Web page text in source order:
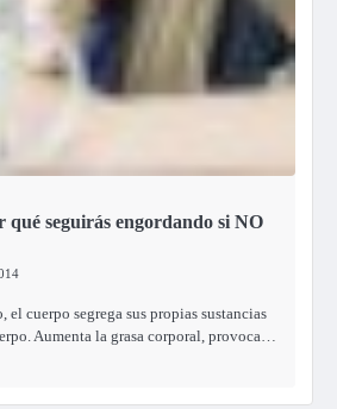
seguirás engordando si NO
el cuerpo segrega sus propias sustancias
Aumenta la grasa corporal, provoca…